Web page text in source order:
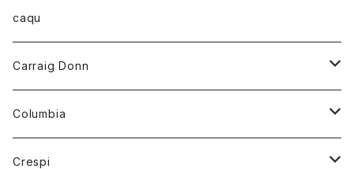
オーバーオール
ショートパンツ
レディース
オーバーオール
カーディガン
靴
トップス
ハーフスリーブTシャツ
caqu
Carraig Donn
ニット
Columbia
アウター
Crespi